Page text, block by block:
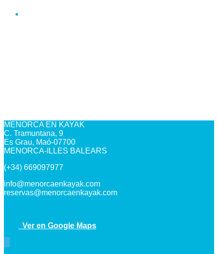
MENORCA EN KAYAK
C. Tramuntana, 9
Es Grau, Maó-07700
MENORCA-ILLES BALEARS
(+34) 669097977
info@menorcaenkayak.com
reservas@menorcaenkayak.com
Ver en Google Maps